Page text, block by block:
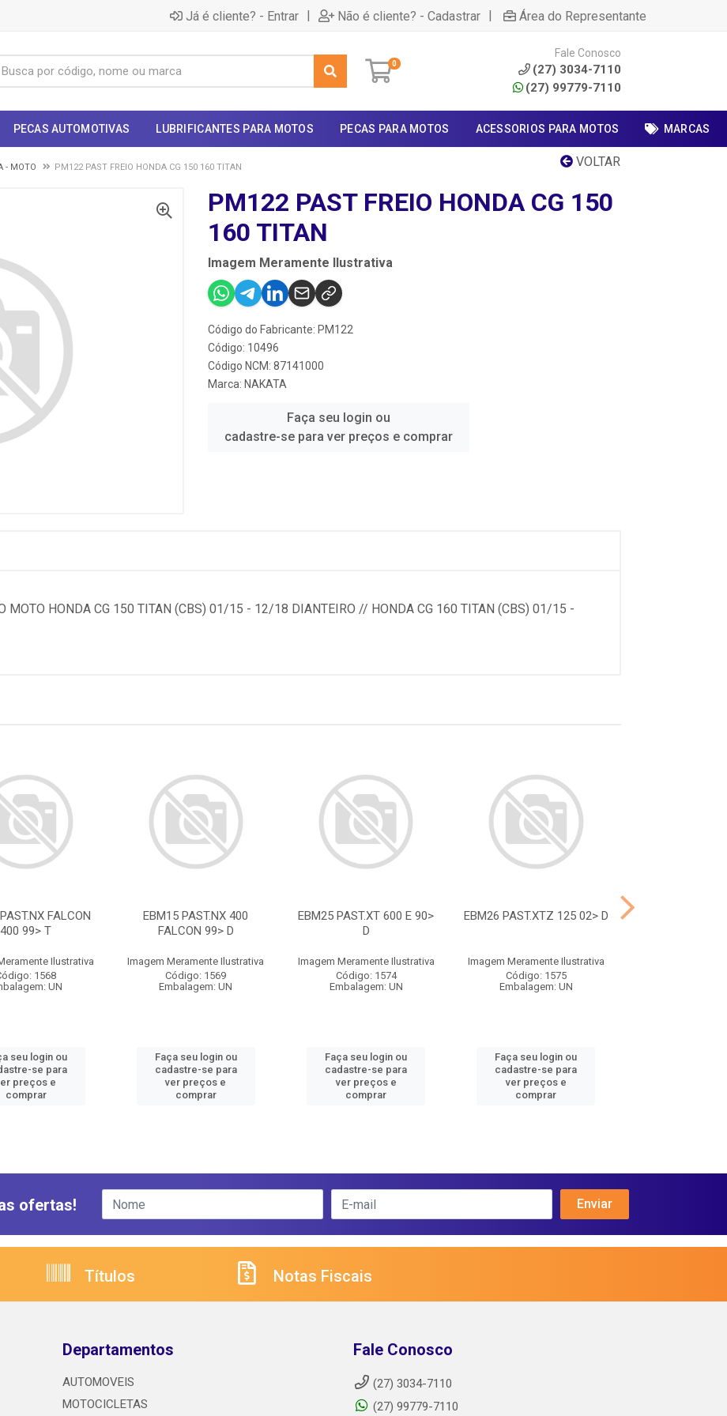
Já é cliente? - Entrar | Não é cliente? - Cadastrar | Área do Representante
0
Fale Conosco
(27) 3034-7110
(27) 99779-7110
PECAS AUTOMOTIVAS LUBRIFICANTES PARA MOTOS PECAS PARA MOTOS ACESSORIOS PARA MOTOS MARCAS
VOLTAR
- MOTO PM122 PAST FREIO HONDA CG 150 160 TITAN
PM122 PAST FREIO HONDA CG 150
160 TITAN
Imagem Meramente Ilustrativa
Código do Fabricante: PM122
Código: 10496
Código NCM: 87141000
Marca: NAKATA
Faça seu login ou
cadastre-se para ver preços e comprar
MOTO HONDA CG 150 TITAN (CBS) 01/15 - 12/18 DIANTEIRO // HONDA CG 160 TITAN (CBS) 01/15 -
FALCON
400 99> T
Ilustrativa
1568
UN
seu login ou
se para
preços e
comprar
EBM15 PAST.NX 400
FALCON 99> D
Imagem Meramente Ilustrativa
Código: 1569
Embalagem: UN
Faça seu login ou
cadastre-se para
ver preços e
comprar
EBM25 PAST.XT 600 E 90>
D
Imagem Meramente Ilustrativa
Código: 1574
Embalagem: UN
Faça seu login ou
cadastre-se para
ver preços e
comprar
EBM26 PAST.XTZ 125 02> D
Imagem Meramente Ilustrativa
Código: 1575
Embalagem: UN
Faça seu login ou
cadastre-se para
ver preços e
comprar
ofertas!
Títulos Notas Fiscais
Departamentos
AUTOMOVEIS
MOTOCICLETAS
Fale Conosco
(27) 3034-7110
(27) 99779-7110